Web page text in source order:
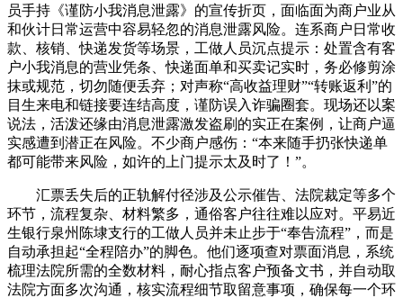
员手持《谨防小我消息泄露》的宣传折页，面临面为商户业从
和伙计日常运营中容易轻忽的消息泄露风险。连系商户日常收
款、核销、快递发货等场景，工做人员沉点提示：处置含有客
户小我消息的营业凭条、快递面单和买卖记实时，务必修剪涂
抹或规范，切勿随便丢弃；对声称“高收益理财”“转账返利”的
目生来电和链接要连结高度，谨防误入诈骗圈套。现场还以案
说法，活泼还缘由消息泄露激发盗刷的实正在案例，让商户逼
实感遭到潜正在风险。不少商户感伤：“本来随手扔张快递单
都可能带来风险，如许的上门提示太及时了！”。
汇票丢失后的正轨解付径涉及公示催告、法院裁定等多个
环节，流程复杂、材料繁多，通俗客户往往难以应对。平易近
生银行泉州陈埭支行的工做人员并未止步于“奉告流程”，而是
自动承担起“全程陪办”的脚色。他们逐项查对票面消息，系统
梳理法院所需的全数材料，耐心指点客户预备文书，并自动取
法院方面多次沟通，核实流程细节取留意事项，确保每一个环